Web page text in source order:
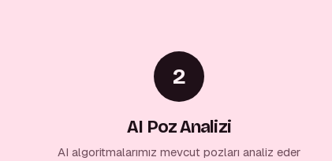
2
AI Poz Analizi
AI algoritmalarımız mevcut pozları analiz eder